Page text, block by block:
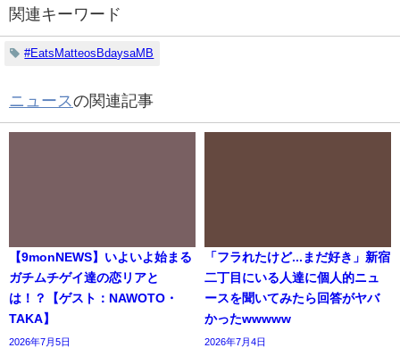
関連キーワード
#EatsMatteosBdaysaMB
ニュースの関連記事
【9monNEWS】いよいよ始まる
ガチムチゲイ達の恋リアと
は！？【ゲスト：NAWOTO・
TAKA】
2026年7月5日
「フラれたけど...まだ好き」新宿
二丁目にいる人達に個人的ニュ
ースを聞いてみたら回答がヤバ
かったwwwww
2026年7月4日